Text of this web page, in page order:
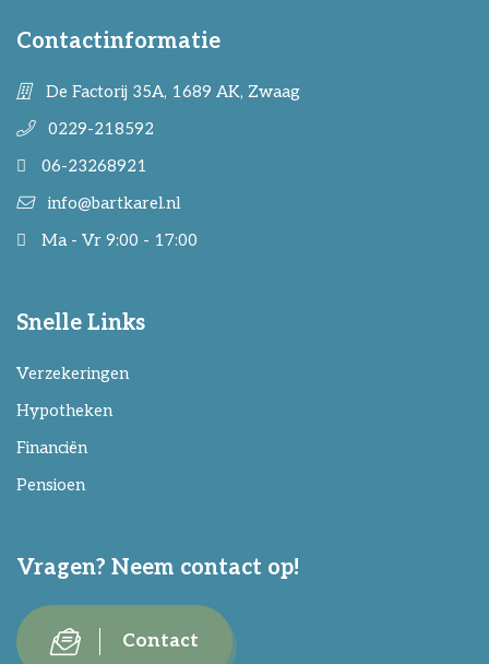
Contactinformatie
De Factorij 35A, 1689 AK, Zwaag
0229-218592
06-23268921
info@bartkarel.nl
Ma - Vr 9:00 - 17:00
Snelle Links
Verzekeringen
Hypotheken
Financiën
Pensioen
Vragen? Neem contact op!
Contact